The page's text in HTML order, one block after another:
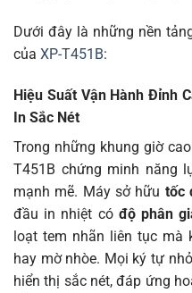
Dưới đây là những nền
của XP-T451B:
Hiệu Suất Vận Hành Đỉnh
In Sắc Nét
Trong những khung giờ
T451B chứng minh năng
mạnh mẽ. Máy sở hữu tốc
đầu in nhiệt có độ phân
loạt tem nhãn liên tục mà
hay mờ nhòe. Mọi ký tự
hiển thị sắc nét, đáp ứng